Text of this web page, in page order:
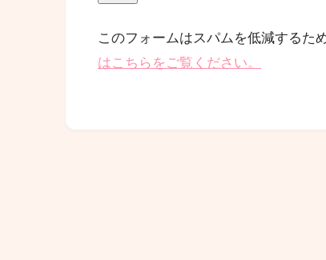
このフォームはスパムを低減するた
はこちらをご覧ください。